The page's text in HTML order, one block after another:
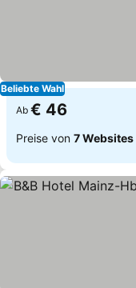
Beliebte Wahl
Ab € 46
Preise von 7 Websites